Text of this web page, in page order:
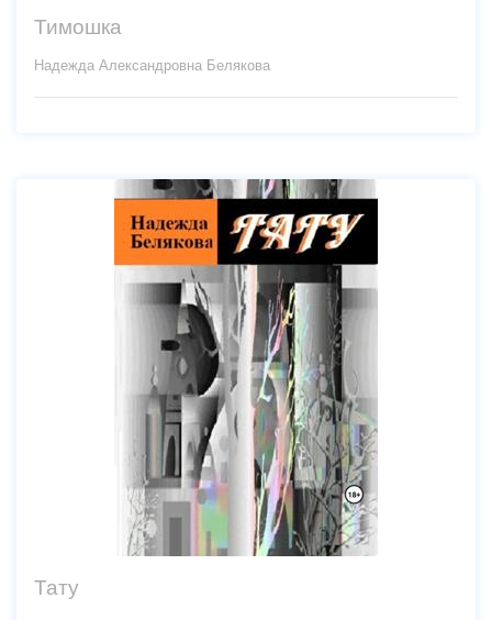
Тимошка
Надежда Александровна Белякова
Тату